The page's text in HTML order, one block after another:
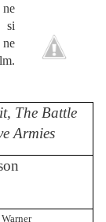
si
The Battle
Armies